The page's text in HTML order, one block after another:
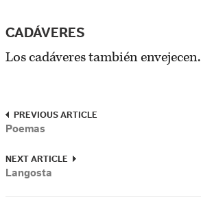
CADÁVERES
Los cadáveres también envejecen.
PREVIOUS ARTICLE
Poemas
NEXT ARTICLE
Langosta